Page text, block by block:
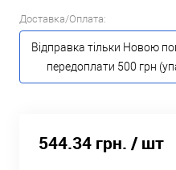
Доставка/Оплата:
Відправка тільки Новою
передоплати 500 грн
544.34 грн. / шт